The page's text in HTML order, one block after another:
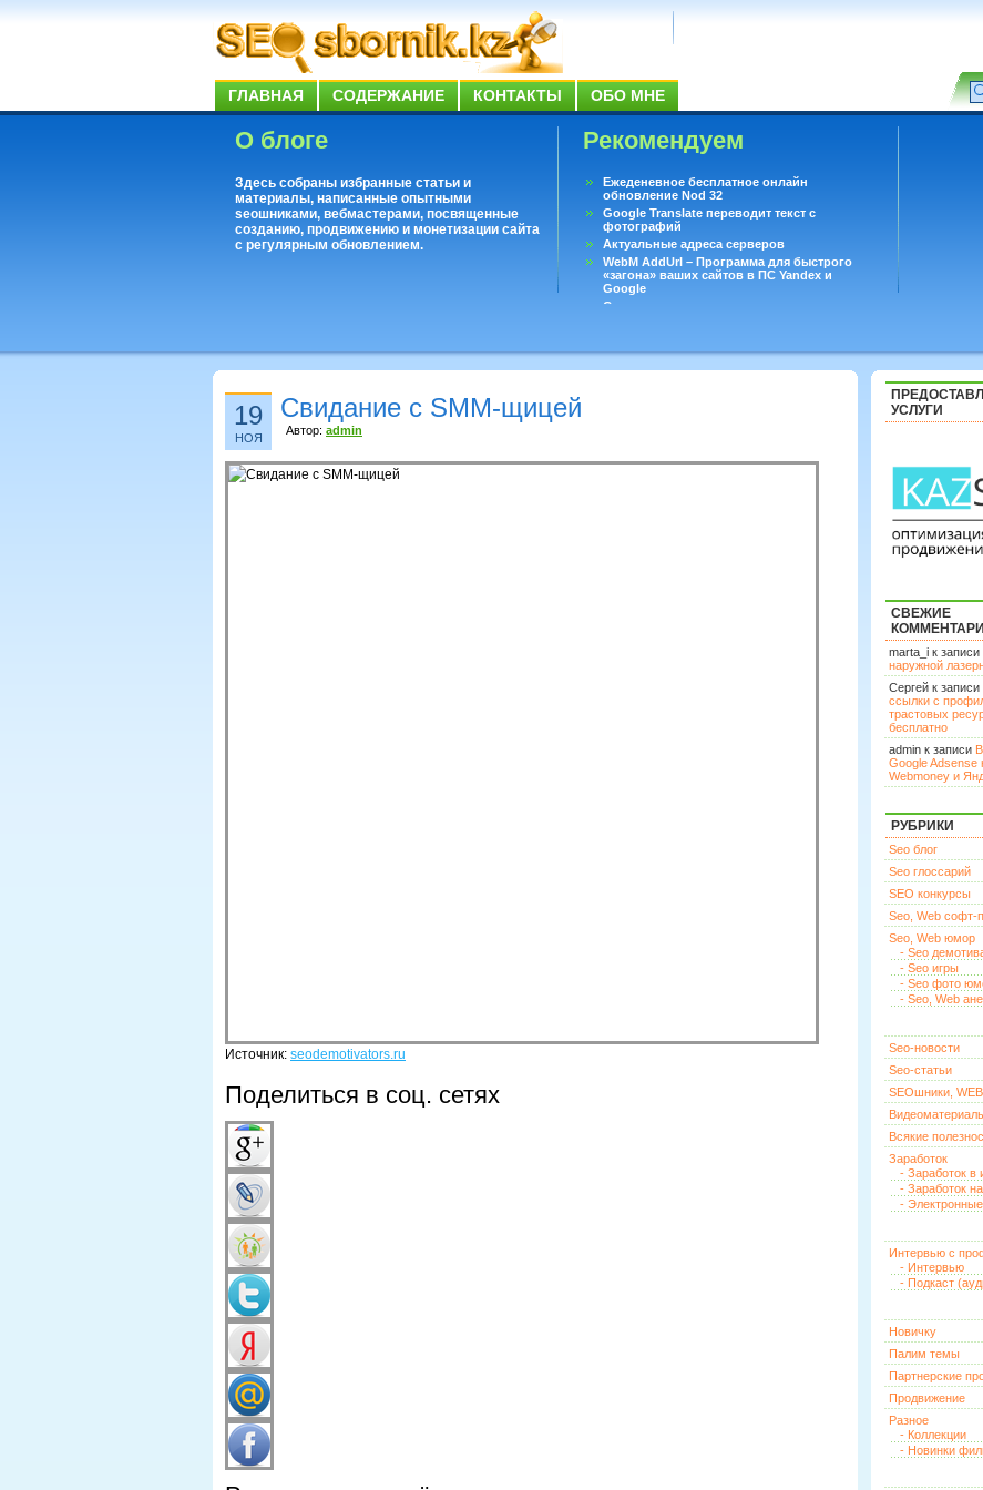
ГЛАВНАЯ СОДЕРЖАНИЕ КОНТАКТЫ ОБО МНЕ
О блоге
Здесь собраны избранные статьи и
материалы, написанные опытными
seoшниками, вебмастерами, посвященные
созданию, продвижению и монетизации сайта
с регулярным обновлением.
Рекомендуем
Ежеденевное бесплатное онлайн
обновление Nod 32
Google Translate переводит текст с
фотографий
Актуальные адреса серверов
WebM AddUrl – Программа для быстрого
«загона» ваших сайтов в ПС Yandex и
Google
Существует вопросы, на которые не может
19
НОЯ
Свидание с SMM-щицей
Автор: admin
Источник: seodemotivators.ru
Поделиться в соц. сетях
УСЛУГИ
СВЕЖИЕ
marta_i к записи
наружной
Сергей к записи
ссылки с
трастовых
бесплатно
admin к записи
Google Adsense
Webmoney и
РУБРИКИ
Seo блог
Seo глоссарий
SEO конкурсы
Seo, Web софт-
Seo, Web юмор
- Seo
- Seo игры
- Seo фото
- Seo, Web
Seo-новости
Seo-статьи
SEOшники,
Всякие
Заработок
- Заработок в
- Заработок
-
Интервью с
- Интервью
- Подкаст
Новичку
Палим темы
Партнерские
Продвижение
Разное
- Коллекции
- Новинки